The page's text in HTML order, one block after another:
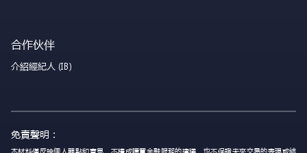
合作伙伴
介紹經紀人 (IB)
免責聲明：